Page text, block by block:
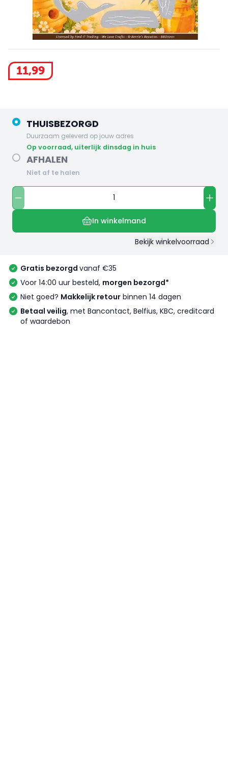
11,99
THUISBEZORGD
Duurzaam geleverd op jouw adres
op voorraad, uiterlijk dinsdag in huis
AFHALEN
Niet af te halen
In winkelmand
Bekijk winkelvoorraad
Gratis bezorgd vanaf €35
Voor 14:00 uur besteld, morgen bezorgd*
Niet goed? Makkelijk retour binnen 14 dagen
Betaal veilig, met Bancontact, Belfius, KBC, creditcard
of waardebon